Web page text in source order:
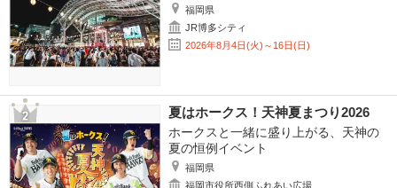
福岡県
JR博多シティ
2026年8月4日(火)～16日(日)
夏はホークス！天神夏まつり2026
ホークスと一緒に盛り上がる、天神の
夏の恒例イベント
福岡県
福岡市役所西側ふれあい広場